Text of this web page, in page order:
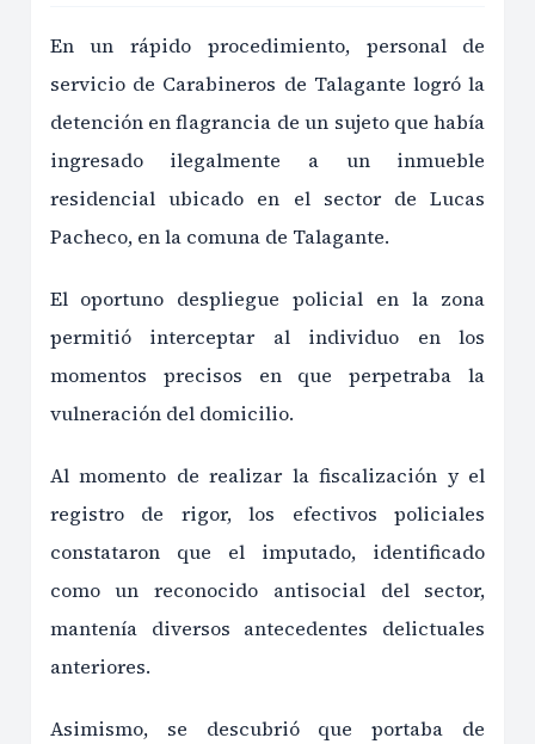
En un rápido procedimiento, personal de
servicio de Carabineros de Talagante logró la
detención en flagrancia de un sujeto que había
ingresado ilegalmente a un inmueble
residencial ubicado en el sector de Lucas
Pacheco, en la comuna de Talagante.
El oportuno despliegue policial en la zona
permitió interceptar al individuo en los
momentos precisos en que perpetraba la
vulneración del domicilio.
Al momento de realizar la fiscalización y el
registro de rigor, los efectivos policiales
constataron que el imputado, identificado
como un reconocido antisocial del sector,
mantenía diversos antecedentes delictuales
anteriores.
Asimismo, se descubrió que portaba de